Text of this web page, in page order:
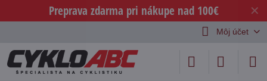
✕
Preprava zdarma pri nákupe nad 100€
Môj účet